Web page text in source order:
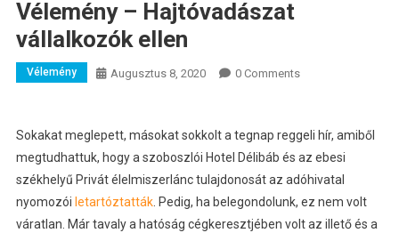
Vélemény – Hajtóvadászat
vállalkozók ellen
Vélemény Augusztus 8, 2020 0 Comments
Sokakat meglepett, másokat sokkolt a tegnap reggeli hír, amiből
megtudhattuk, hogy a szoboszlói Hotel Délibáb és az ebesi
székhelyű Privát élelmiszerlánc tulajdonosát az adóhivatal
nyomozói letartóztatták. Pedig, ha belegondolunk, ez nem volt
váratlan. Már tavaly a hatóság cégkeresztjében volt az illető és a